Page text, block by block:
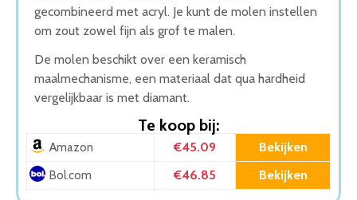
gecombineerd met acryl. Je kunt de molen instellen
om zout zowel fijn als grof te malen.
De molen beschikt over een keramisch
maalmechanisme, een materiaal dat qua hardheid
vergelijkbaar is met diamant.
Te koop bij:
Amazon €45.09 Bekijken
Bol.com €46.85 Bekijken